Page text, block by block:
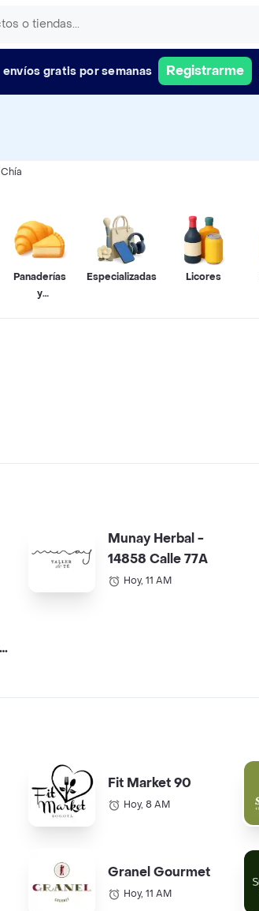
envíos gratis por semanas Registrarme
Panaderías
y
Especializadas Licores
Munay Herbal -
14858 Calle 77A
Hoy, 11 AM
Fit Market 90
Hoy, 8 AM
Granel Gourmet
Hoy, 11 AM